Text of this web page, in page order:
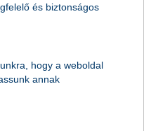
Bank
és biztonságos
hogy a weboldal
annak